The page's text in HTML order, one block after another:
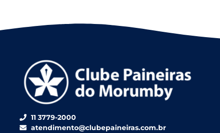
11 3779-2000
atendimento@clubepaineiras.com.br